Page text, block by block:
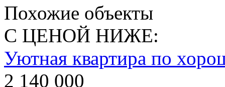
Похожие объекты
С ЦЕНОЙ НИЖЕ:
Уютная квартира по
2 140 000